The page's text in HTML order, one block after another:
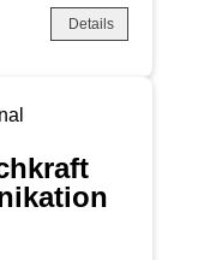
Details